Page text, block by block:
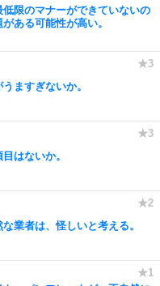
限のマナーができていないの
ある可能性が高い。
ますぎないか。
はないか。
業者は、怪しいと考える。